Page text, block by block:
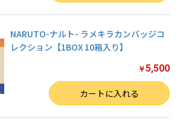
NARUTO-ナルト- ラメキラカンバッジコ
レクション【1BOX 10箱入り】
￥5,500
カートに入れる